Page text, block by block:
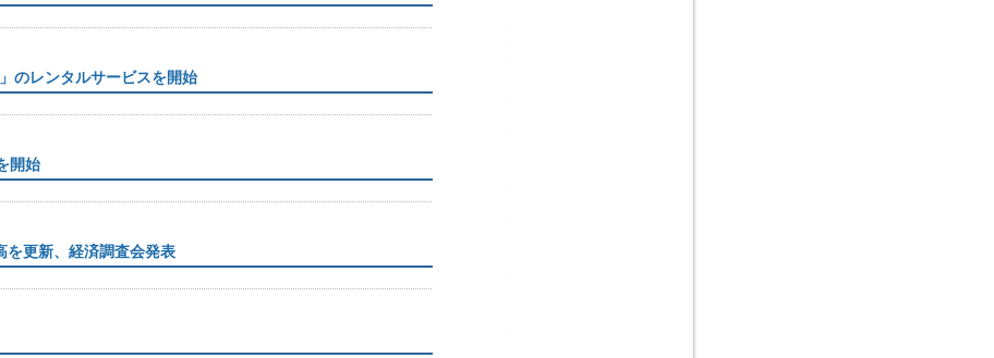
のレンタルサービスを開始
開始
を更新、経済調査会発表